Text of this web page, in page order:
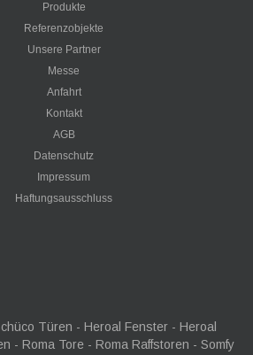
Produkte
Referenzobjekte
Unsere Partner
Messe
Anfahrt
Kontakt
AGB
Datenschutz
Impressum
Haftungsausschluss
Türen - Heroal Fenster - Heroal
- Roma Tore - Roma Raffstoren - Somfy